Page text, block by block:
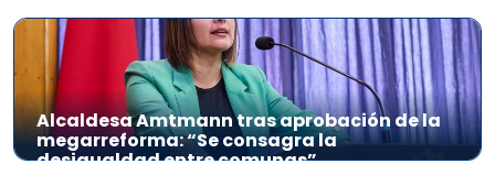
Alcaldesa Amtmann tras aprobación de la
megarreforma: “Se consagra la
desigualdad entre comunas”